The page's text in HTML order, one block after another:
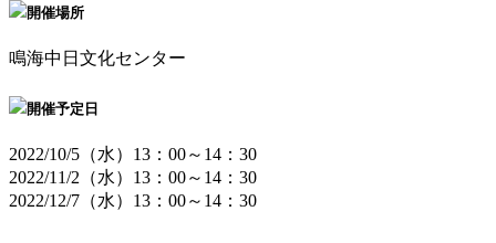
開催場所
鳴海中日文化センター
開催予定日
2022/10/5（水）13：00～14：30
2022/11/2（水）13：00～14：30
2022/12/7（水）13：00～14：30